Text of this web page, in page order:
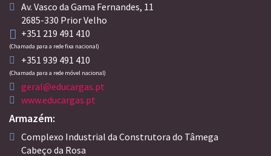
Av. Vasco da Gama Fernandes, 11
2685-330 Prior Velho
+351 219 491 410
(Chamada para a rede fixa nacional)
+351 939 491 410
(Chamada para a rede móvel nacional)
geral@educargas.pt
www.educargas.pt
Armazém:
Complexo Industrial da Construtora do Tâmega
Cabeço da Rosa